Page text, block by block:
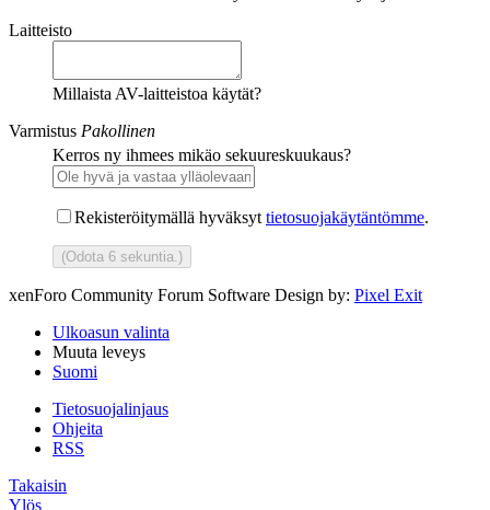
Laitteisto
Millaista AV-laitteistoa käytät?
Varmistus Pakollinen
Kerros ny ihmees mikäo sekuureskuukaus?
Rekisteröitymällä hyväksyt tietosuojakäytäntömme.
(Odota 6 sekuntia.)
xenForo Community Forum Software Design by: Pixel Exit
Ulkoasun valinta
Muuta leveys
Suomi
Tietosuojalinjaus
Ohjeita
RSS
Takaisin
Ylös